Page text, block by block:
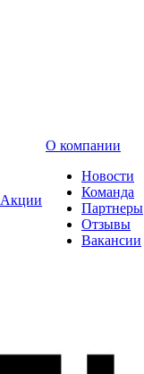
Акции
О компании
Новости
Команда
Партнеры
Отзывы
Вакансии